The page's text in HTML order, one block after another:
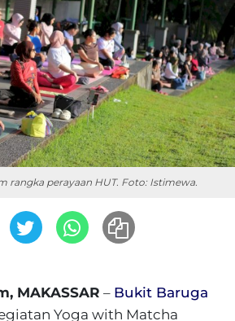
rangka perayaan HUT. Foto: Istimewa.
MAKASSAR – Bukit Baruga
Yoga with Matcha